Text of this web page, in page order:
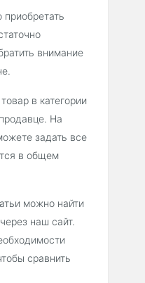
внимание
в категории
На
задать все
в общем
можно найти
наш сайт.
сравнить